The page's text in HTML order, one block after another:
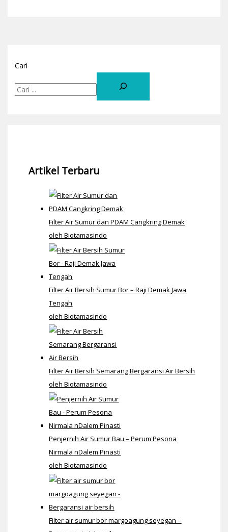
Cari
Artikel Terbaru
Filter Air Sumur dan PDAM Cangkring Demak
oleh Biotamasindo
Filter Air Bersih Sumur Bor – Raji Demak Jawa
Tengah
oleh Biotamasindo
Filter Air Bersih Semarang Bergaransi Air Bersih
oleh Biotamasindo
Penjernih Air Sumur Bau – Perum Pesona
Nirmala nDalem Pinasti
oleh Biotamasindo
Filter air sumur bor margoagung seyegan –